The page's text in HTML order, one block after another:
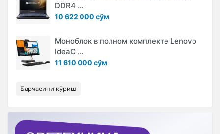
DDR4 ...
10 622 000 сўм
Моноблок в полном комплекте Lenovo
IdeaC ...
11 610 000 сўм
Барчасини кўриш